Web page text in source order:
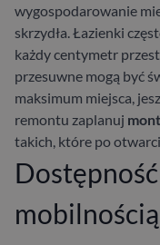
wygospodarowanie
skrzydła. Łazienki
każdy centymetr
przesuwne mogą być
maksimum miejsca,
remontu zaplanuj
takich, które po
mobilnością